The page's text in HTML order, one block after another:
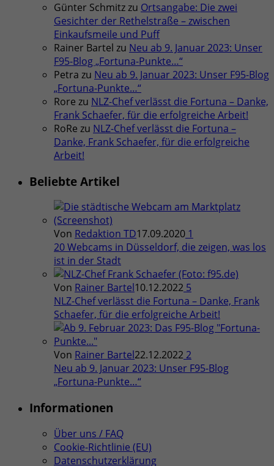
Günter Schmitzzu Ortsangabe: Die zwei
Gesichter der Rethelstraße – zwischen
Einkaufsmeile und Puff
Rainer Bartel zu Neu ab 9. Januar 2023: Unser
F95-Blog „Fortuna-Punkte…“
Petra zu Neu ab 9. Januar 2023: Unser F95-Blog
„Fortuna-Punkte…“
Rore zu NLZ-Chef verlässt die Fortuna – Danke,
Frank Schaefer, für die erfolgreiche Arbeit!
RoRe zu NLZ-Chef verlässt die Fortuna –
Danke, Frank Schaefer, für die erfolgreiche
Arbeit!
Beliebte Artikel
Von Redaktion TD17.09.2020 1
20 Webcams in Düsseldorf, die zeigen, was los
ist in der Stadt
Von Rainer Bartel10.12.2022 5
NLZ-Chef verlässt die Fortuna – Danke, Frank
Schaefer, für die erfolgreiche Arbeit!
Von Rainer Bartel22.12.2022 2
Neu ab 9. Januar 2023: Unser F95-Blog
„Fortuna-Punkte…“
Informationen
Über uns / FAQ
Cookie-Richtlinie (EU)
Datenschutzerklärung